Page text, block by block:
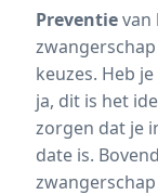
Preventievan
keuzes. Heb
ja, dit is het
zorgen dat je
date is.